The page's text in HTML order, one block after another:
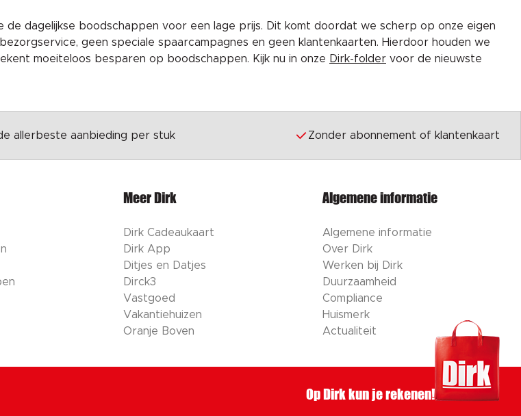
de dagelijkse boodschappen voor een lage prijs. Dit komt doordat we scherp op onze eigen
geen speciale spaarcampagnes en geen klantenkaarten. Hierdoor houden we
moeiteloos besparen op boodschappen. Kijk nu in onze Dirk-folder voor de nieuwste
allerbeste aanbieding per stuk Zonder abonnement of klantenkaart
Meer Dirk
Dirk Cadeaukaart
Dirk App
Ditjes en Datjes
Dirck3
Vastgoed
Vakantiehuizen
Oranje Boven
Algemene informatie
Algemene informatie
Over Dirk
Werken bij Dirk
Duurzaamheid
Compliance
Huismerk
Actualiteit
Op Dirk kun je rekenen!